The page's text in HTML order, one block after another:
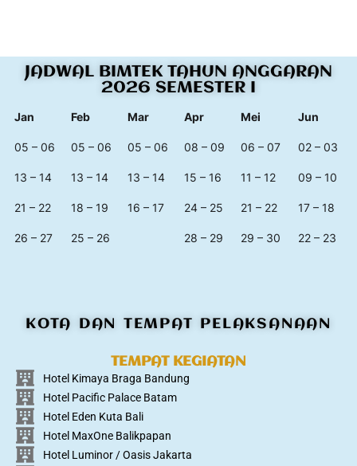
JADWAL BIMTEK TAHUN ANGGARAN
2026 SEMESTER I
Jan Feb Mar Apr Mei Jun
05 – 06 05 – 06 05 – 06 08 – 09 06 – 07 02 – 03
13 – 14 13 – 14 13 – 14 15 – 16 11 – 12 09 – 10
21 – 22 18 – 19 16 – 17 24 – 25 21 – 22 17 – 18
26 – 27 25 – 26 28 – 29 29 – 30 22 – 23
KOTA DAN TEMPAT PELAKSANAAN
TEMPAT KEGIATAN
Hotel Kimaya Braga Bandung
Hotel Pacific Palace Batam
Hotel Eden Kuta Bali
Hotel MaxOne Balikpapan
Hotel Luminor / Oasis Jakarta